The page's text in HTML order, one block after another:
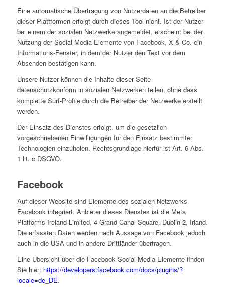
Eine automatische Übertragung von Nutzerdaten an die Betreiber
dieser Plattformen erfolgt durch dieses Tool nicht. Ist der Nutzer
bei einem der sozialen Netzwerke angemeldet, erscheint bei der
Nutzung der Social-Media-Elemente von Facebook, X & Co. ein
Informations-Fenster, in dem der Nutzer den Text vor dem
Absenden bestätigen kann.
Unsere Nutzer können die Inhalte dieser Seite
datenschutzkonform in sozialen Netzwerken teilen, ohne dass
komplette Surf-Profile durch die Betreiber der Netzwerke erstellt
werden.
Der Einsatz des Dienstes erfolgt, um die gesetzlich
vorgeschriebenen Einwilligungen für den Einsatz bestimmter
Technologien einzuholen. Rechtsgrundlage hierfür ist Art. 6 Abs.
1 lit. c DSGVO.
Facebook
Auf dieser Website sind Elemente des sozialen Netzwerks
Facebook integriert. Anbieter dieses Dienstes ist die Meta
Platforms Ireland Limited, 4 Grand Canal Square, Dublin 2, Irland.
Die erfassten Daten werden nach Aussage von Facebook jedoch
auch in die USA und in andere Drittländer übertragen.
Eine Übersicht über die Facebook Social-Media-Elemente finden
Sie hier: https://developers.facebook.com/docs/plugins/?
locale=de_DE.